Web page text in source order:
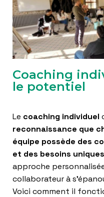
Coaching
le potentiel
Le coaching individuel
reconnaissance que
équipe possède des
et des besoins
approche
collaborateur à
Voici comment il